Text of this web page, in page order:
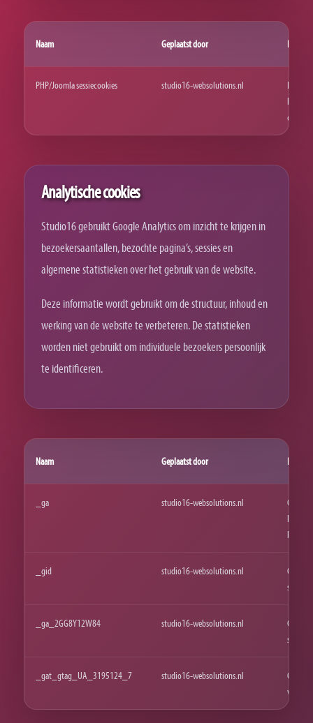
Naam Geplaatst door Doel
PHP/Joomla sessiecookies studio16-websolutions.nl
Analytische cookies
Studio16 gebruikt Google Analytics om inzicht te krijgen in
bezoekersaantallen, bezochte pagina’s, sessies en
algemene statistieken over het gebruik van de website.
Deze informatie wordt gebruikt om de structuur, inhoud en
werking van de website te verbeteren. De statistieken
worden niet gebruikt om individuele bezoekers persoonlijk
te identificeren.
Naam Geplaatst door Doel
_ga studio16-websolutions.nl
Google
het
_gid studio16-websolutions.nl
Google
_ga_2GG8Y12W84 studio16-websolutions.nl
Google
sessie-
_gat_gtag_UA_3195124_7 studio16-websolutions.nl
Cookie